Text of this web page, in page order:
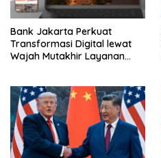
Bank Jakarta Perkuat
Transformasi Digital lewat
Wajah Mutakhir Layanan